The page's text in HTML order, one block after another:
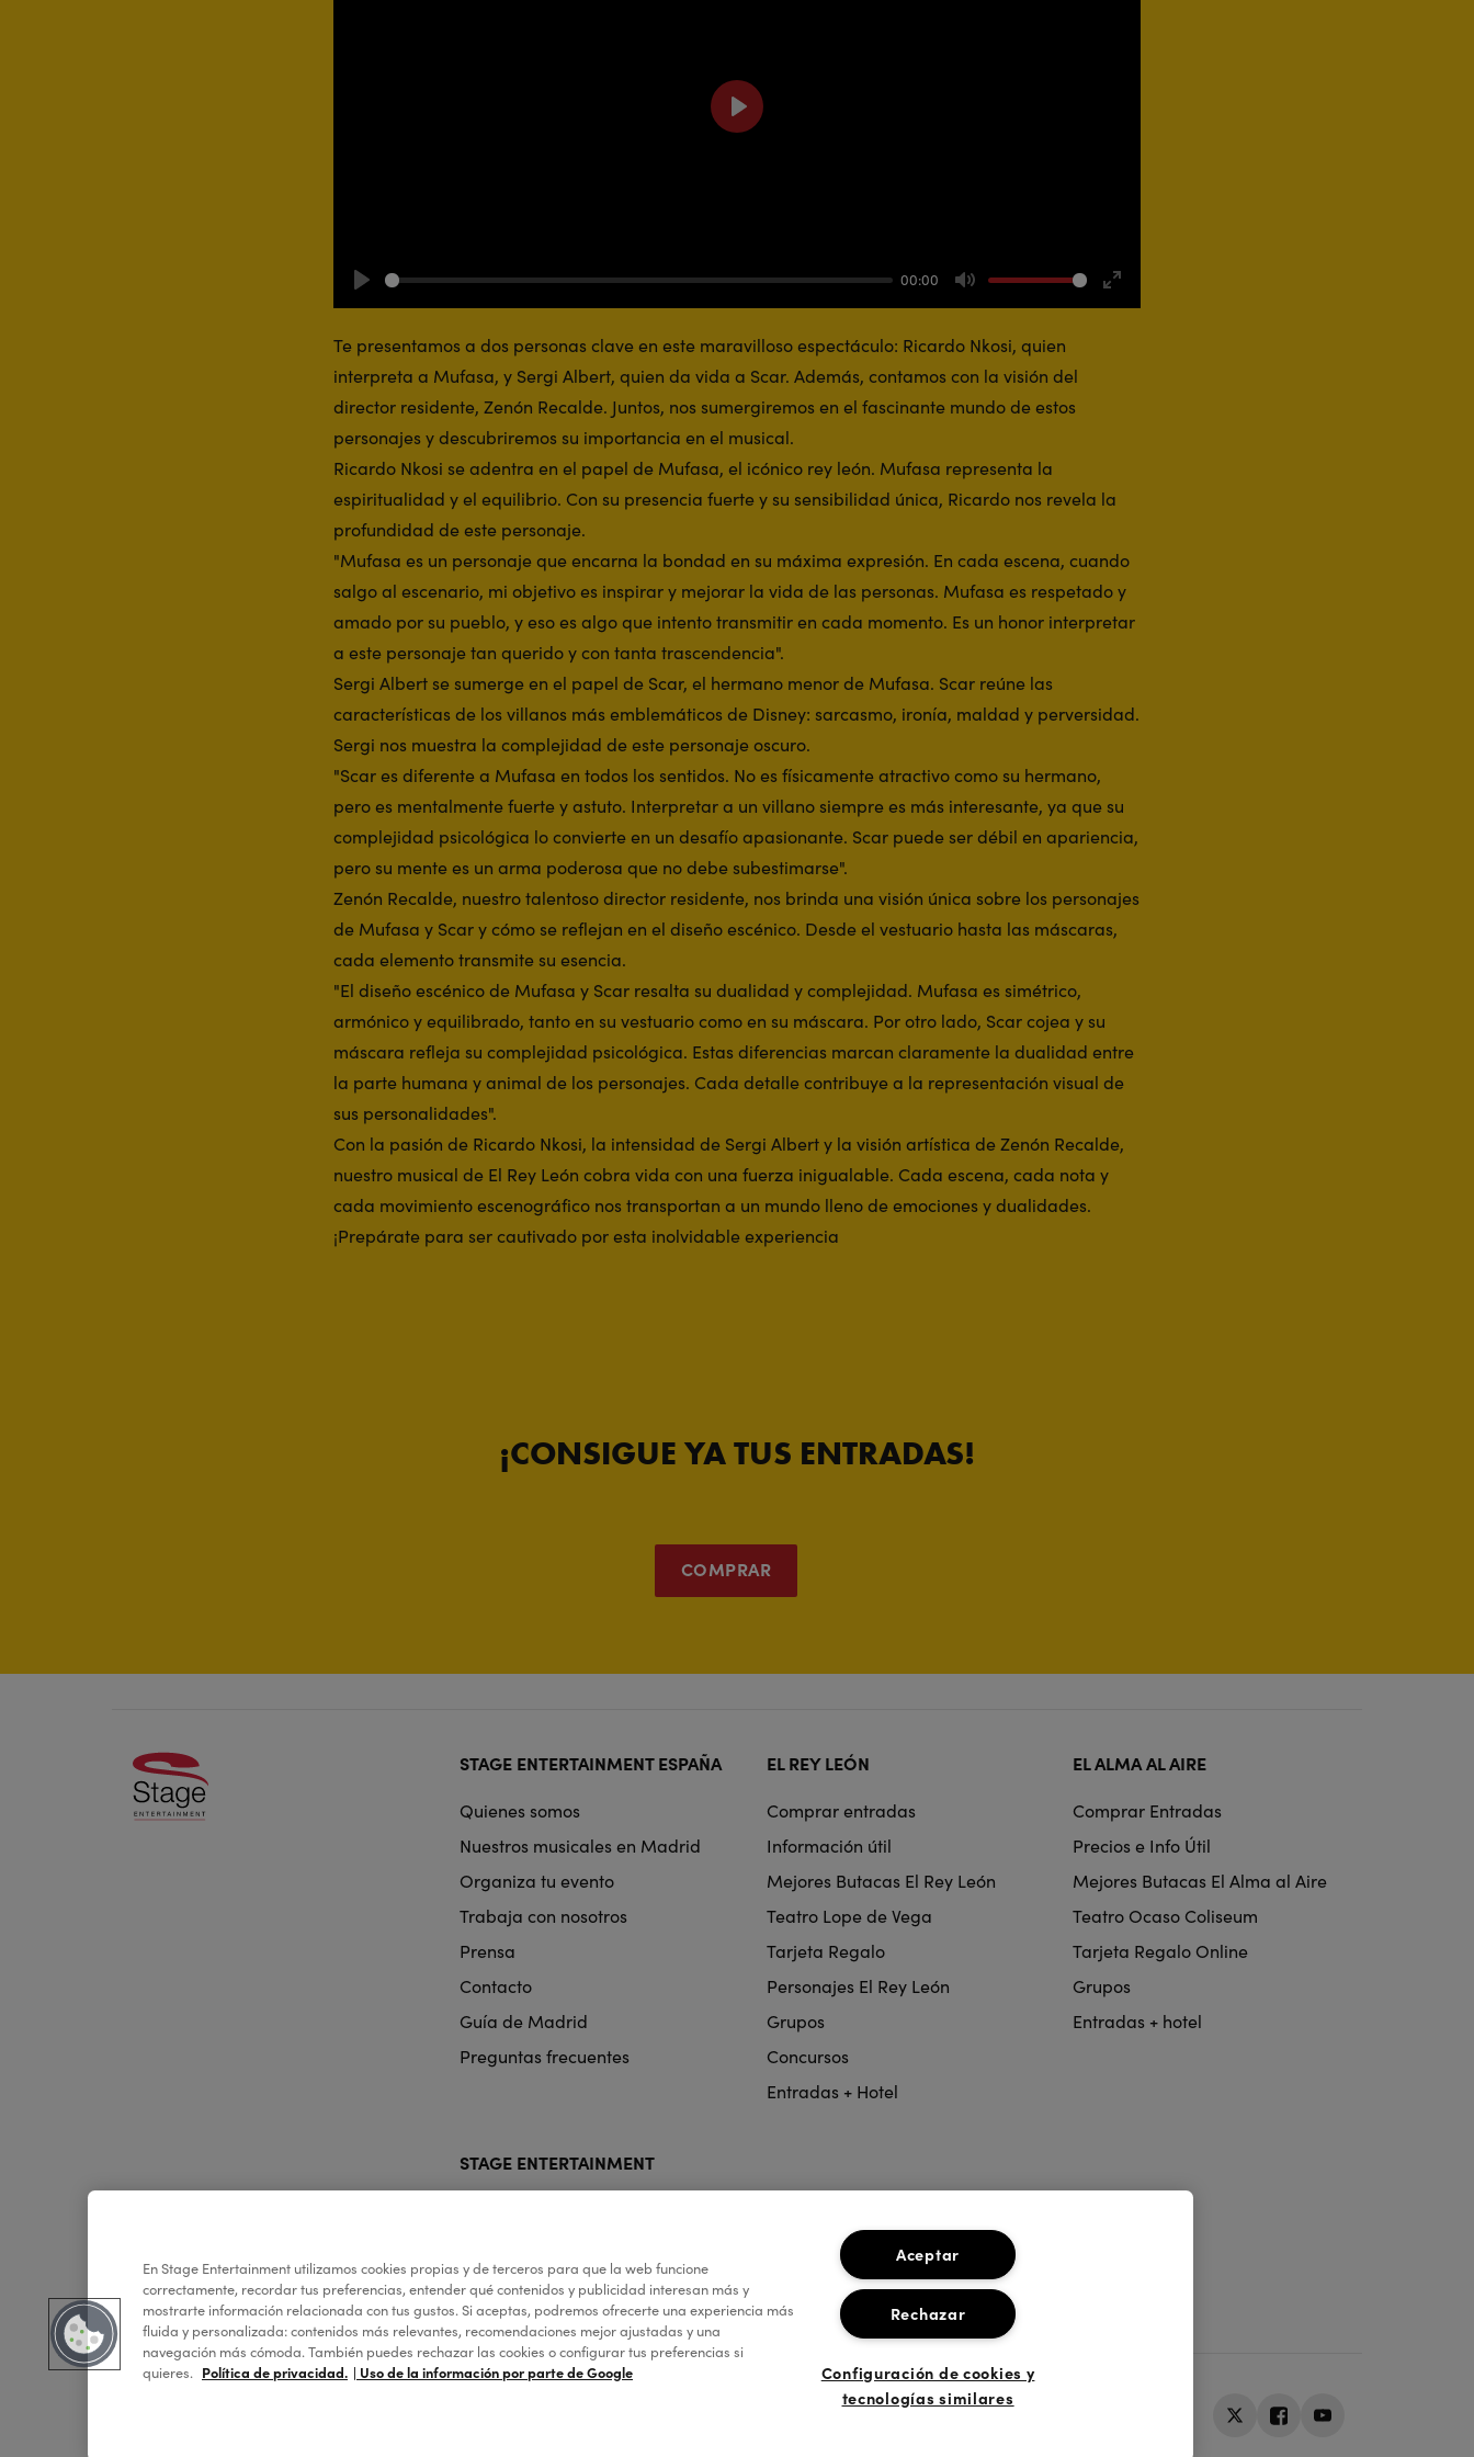
Play
00:00
Mute
Enter
Play
Te presentamos a dos personas clave en este maravilloso espectáculo: Ricardo Nkosi, quien
interpreta a Mufasa, y Sergi Albert, quien da vida a Scar. Además, contamos con la visión del
director residente, Zenón Recalde. Juntos, nos sumergiremos en el fascinante mundo de estos
personajes y descubriremos su importancia en el musical.
Ricardo Nkosi se adentra en el papel de Mufasa, el icónico rey león. Mufasa representa la
espiritualidad y el equilibrio. Con su presencia fuerte y su sensibilidad única, Ricardo nos revela la
profundidad de este personaje.
"Mufasa es un personaje que encarna la bondad en su máxima expresión. En cada escena, cuando
salgo al escenario, mi objetivo es inspirar y mejorar la vida de las personas. Mufasa es respetado y
amado por su pueblo, y eso es algo que intento transmitir en cada momento. Es un honor interpretar
a este personaje tan querido y con tanta trascendencia".
Sergi Albert se sumerge en el papel de Scar, el hermano menor de Mufasa. Scar reúne las
características de los villanos más emblemáticos de Disney: sarcasmo, ironía, maldad y perversidad.
Sergi nos muestra la complejidad de este personaje oscuro.
"Scar es diferente a Mufasa en todos los sentidos. No es físicamente atractivo como su hermano,
pero es mentalmente fuerte y astuto. Interpretar a un villano siempre es más interesante, ya que su
complejidad psicológica lo convierte en un desafío apasionante. Scar puede ser débil en apariencia,
pero su mente es un arma poderosa que no debe subestimarse".
Zenón Recalde, nuestro talentoso director residente, nos brinda una visión única sobre los personajes
de Mufasa y Scar y cómo se reflejan en el diseño escénico. Desde el vestuario hasta las máscaras,
cada elemento transmite su esencia.
"El diseño escénico de Mufasa y Scar resalta su dualidad y complejidad. Mufasa es simétrico,
armónico y equilibrado, tanto en su vestuario como en su máscara. Por otro lado, Scar cojea y su
máscara refleja su complejidad psicológica. Estas diferencias marcan claramente la dualidad entre
la parte humana y animal de los personajes. Cada detalle contribuye a la representación visual de
sus personalidades".
Con la pasión de Ricardo Nkosi, la intensidad de Sergi Albert y la visión artística de Zenón Recalde,
nuestro musical de El Rey León cobra vida con una fuerza inigualable. Cada escena, cada nota y
cada movimiento escenográfico nos transportan a un mundo lleno de emociones y dualidades.
¡Prepárate para ser cautivado por esta inolvidable experiencia
¡CONSIGUE YA TUS ENTRADAS!
COMPRAR
Footer
navigation
STAGE ENTERTAINMENT ESPAÑA
Quienes somos
Nuestros musicales en Madrid
Organiza tu evento
Trabaja con nosotros
Prensa
Contacto
Guía de Madrid
Preguntas frecuentes
EL REY LEÓN
Comprar entradas
Información útil
Mejores Butacas El Rey León
Teatro Lope de Vega
Tarjeta Regalo
Personajes El Rey León
Grupos
Concursos
Entradas + Hotel
EL ALMA AL AIRE
Comprar Entradas
Precios e Info Útil
Mejores Butacas El Alma al Aire
Teatro Ocaso Coliseum
Tarjeta Regalo Online
Grupos
Entradas + hotel
STAGE ENTERTAINMENT
COLABORA:
Configuración de Cookies Términos y Condiciones
TwitterFacebookYoutube
En Stage Entertainment utilizamos cookies propias y de terceros para que la web funcione
correctamente, recordar tus preferencias, entender qué contenidos y publicidad interesan más y
mostrarte información relacionada con tus gustos. Si aceptas, podremos ofrecerte una experiencia más
fluida y personalizada: contenidos más relevantes, recomendaciones mejor ajustadas y una
navegación más cómoda. También puedes rechazar las cookies o configurar tus preferencias si
quieres. Política de privacidad. | Uso de la información por parte de Google
Aceptar
Rechazar
Configuración de cookies y
tecnologías similares